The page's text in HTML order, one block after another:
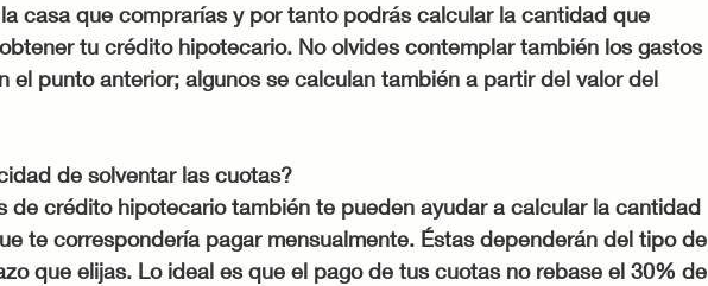
casa que comprarías y por tanto podrás calcular la cantidad que
tu crédito hipotecario. No olvides contemplar también los gastos
el punto anterior; algunos se calculan también a partir del valor del
de solventar las cuotas?
de crédito hipotecario también te pueden ayudar a calcular la cantidad
te correspondería pagar mensualmente. Éstas dependerán del tipo de
que elijas. Lo ideal es que el pago de tus cuotas no rebase el 30% de